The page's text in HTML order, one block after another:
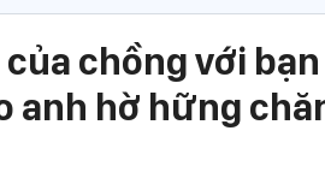
chồng với
anh hờ hững